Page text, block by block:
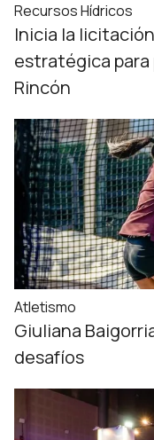
Recursos Hídricos
Inicia la
estratégica
Rincón
Atletismo
Giuliana
desafíos